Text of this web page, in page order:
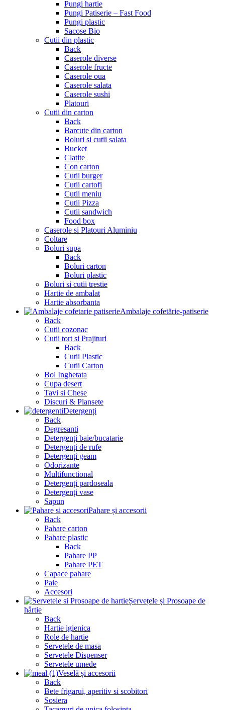
Pungi hartie
Pungi Patiserie – Fast Food
Pungi plastic
Sacose Bio
Cutii din plastic
Back
Caserole diverse
Caserole fructe
Caserole oua
Caserole salata
Caserole sushi
Platouri
Cutii din carton
Back
Barcute din carton
Boluri si cutii salata
Bucket
Clatite
Con carton
Cutii burger
Cutii cartofi
Cutii meniu
Cutii Pizza
Cutii sandwich
Food box
Caserole si Platouri Aluminiu
Coltare
Boluri supa
Back
Boluri carton
Boluri plastic
Boluri si cutii trestie
Hartie de ambalat
Hartie absorbanta
Ambalaje cofetărie-patiserie
Back
Cutii cozonac
Cutii tort si Prajituri
Back
Cutii Plastic
Cutii Carton
Bol Inghetata
Cupa desert
Tavi si Chese
Discuri & Plansete
Detergenți
Back
Degresanti
Detergenți baie/bucatarie
Detergenți de rufe
Detergenți geam
Odorizante
Multifunctional
Detergenți pardoseala
Detergenți vase
Sapun
Pahare și accesorii
Back
Pahare carton
Pahare plastic
Back
Pahare PP
Pahare PET
Capace pahare
Paie
Accesori
Șervețele și Prosoape de
hârtie
Back
Hartie igienica
Role de hartie
Servetele de masa
Servetele Dispenser
Servetele umede
Veselă și accesorii
Back
Bete frigarui, aperitiv si scobitori
Sosiera